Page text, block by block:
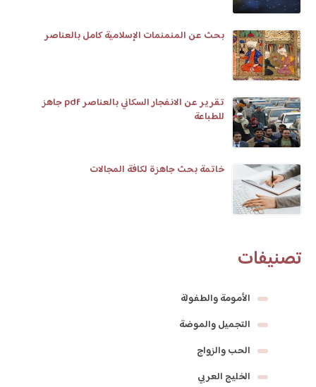
بحث عن المنمنمات الإسلامية كامل بالعناصر
تقرير عن الانفجار السكاني بالعناصر pdf جاهز
للطباعة
خاتمة بحث جاهزة لكافة المجالات
تصنيفات
الأمومة والطفولة
التجميل والموضة
الحب والزواج
الخليج العربي